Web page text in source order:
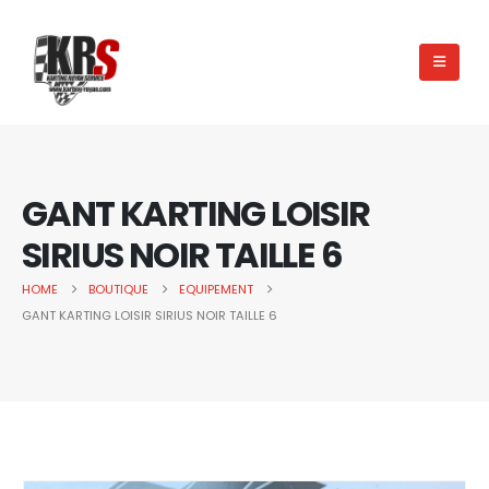
GANT KARTING LOISIR
SIRIUS NOIR TAILLE 6
HOME BOUTIQUE
EQUIPEMENT
GANT KARTING LOISIR SIRIUS NOIR TAILLE 6